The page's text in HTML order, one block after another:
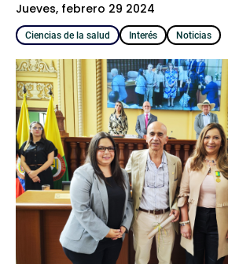
jueves, febrero 29 2024
Ciencias de la salud Interés Noticias